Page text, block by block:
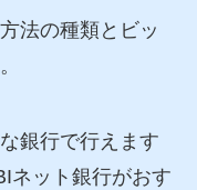
法の種類とビッ
銀行で行えます
ネット銀行がおす